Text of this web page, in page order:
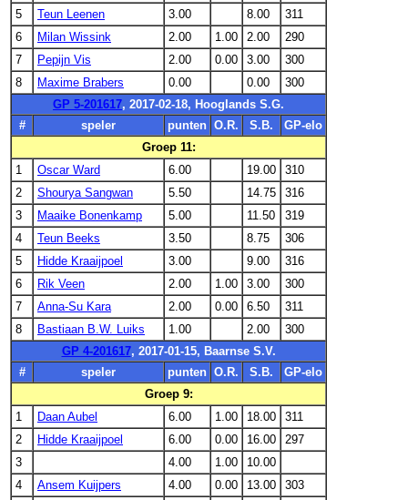
5
Teun Leenen 3.00 8.00
311
6
Milan Wissink 2.00 1.00 2.00
290
7
Pepijn Vis 2.00 0.00 3.00
300
8
Maxime Brabers 0.00 0.00
300
GP 5-201617, 2017-02-18, Hooglands S.G.
#
speler punten O.R. S.B.
GP-elo
Groep 11:
1
Oscar Ward 6.00 19.00
310
2
Shourya Sangwan 5.50 14.75
316
3
Maaike Bonenkamp 5.00 11.50
319
4
Teun Beeks 3.50 8.75
306
5
Hidde Kraaijpoel 3.00 9.00
316
6
Rik Veen 2.00 1.00 3.00
300
7
Anna-Su Kara 2.00 0.00 6.50
311
8
Bastiaan B.W. Luiks 1.00 2.00
300
GP 4-201617, 2017-01-15, Baarnse S.V.
#
speler punten O.R. S.B.
GP-elo
Groep 9:
1
Daan Aubel 6.00 1.00 18.00
311
2
Hidde Kraaijpoel 6.00 0.00 16.00
297
3
4.00 1.00
10.00
4
Ansem Kuijpers 4.00 0.00 13.00
303